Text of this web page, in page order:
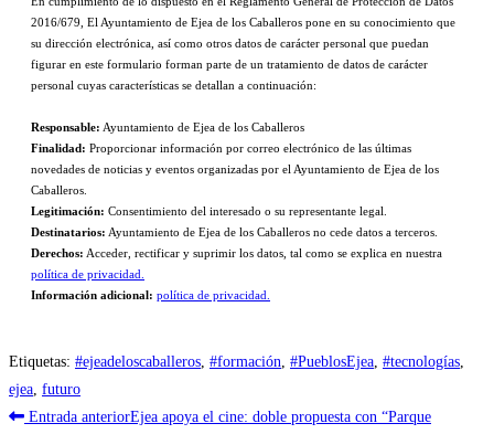
2016/679, El Ayuntamiento de Ejea de los Caballeros pone en su conocimiento que
su dirección electrónica, así como otros datos de carácter personal que puedan
figurar en este formulario forman parte de un tratamiento de datos de carácter
personal cuyas características se detallan a continuación:
Responsable: Ayuntamiento de Ejea de los Caballeros
Finalidad: Proporcionar información por correo electrónico de las últimas
novedades de noticias y eventos organizadas por el Ayuntamiento de Ejea de los
Caballeros.
Legitimación: Consentimiento del interesado o su representante legal.
Destinatarios: Ayuntamiento de Ejea de los Caballeros no cede datos a terceros.
Derechos: Acceder, rectificar y suprimir los datos, tal como se explica en nuestra
política de privacidad.
Información adicional: política de privacidad.
Etiquetas: #ejeadeloscaballeros #formación #PueblosEjea #tecnologías
ejea futuro
LeerEntrada anteriorEjea apoya el cine: doble propuesta con “Parque